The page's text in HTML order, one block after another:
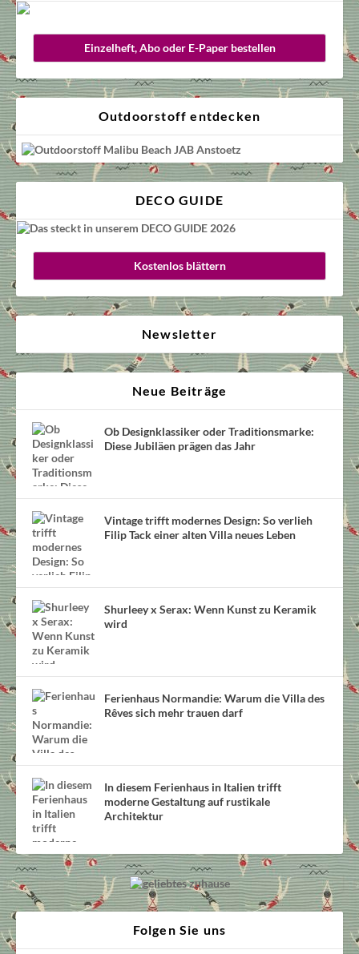
Einzelheft, Abo oder E-Paper bestellen
Outdoorstoff entdecken
DECO GUIDE
Kostenlos blättern
Newsletter
Neue Beiträge
Ob Designklassiker oder Traditionsmarke:
Diese Jubiläen prägen das Jahr
Vintage trifft modernes Design: So verlieh
Filip Tack einer alten Villa neues Leben
Shurleey x Serax: Wenn Kunst zu Keramik
wird
Ferienhaus Normandie: Warum die Villa des
Rêves sich mehr trauen darf
In diesem Ferienhaus in Italien trifft
moderne Gestaltung auf rustikale
Architektur
Folgen Sie uns